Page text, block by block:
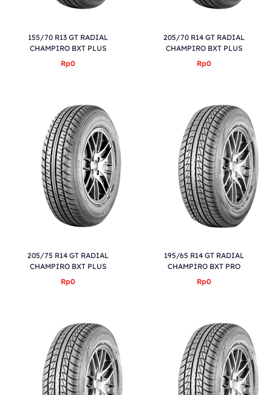
155/70 R13 GT RADIAL
CHAMPIRO BXT PLUS
Rp0
205/70 R14 GT RADIAL
CHAMPIRO BXT PLUS
Rp0
205/75 R14 GT RADIAL
CHAMPIRO BXT PLUS
Rp0
195/65 R14 GT RADIAL
CHAMPIRO BXT PRO
Rp0